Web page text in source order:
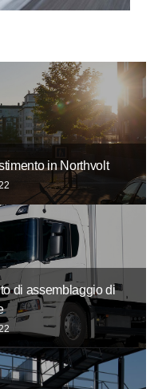
in Northvolt
di assemblaggio di